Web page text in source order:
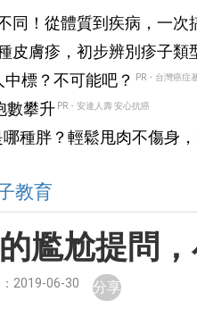
同！從體質到疾病，一次
皮膚疹，初步辨別疹子類
標？不可能吧？
PR・台灣癌症
數攀升 PR・安達人壽 安心抗癌
種胖？輕鬆甩肉不傷身
教育
尷尬提問
2019-06-30 分享